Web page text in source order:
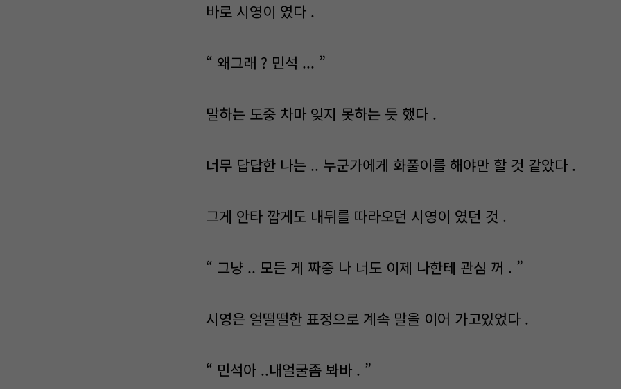
바로 시영이 였다 .
“ 왜그래 ? 민석 ... ”
말하는 도중 차마 잊지 못하는 듯 했다 .
너무 답답한 나는 .. 누군가에게 화풀이를 해야만 할 것 같았다 .
그게 안타 깝게도 내뒤를 따라오던 시영이 였던 것 .
“ 그냥 .. 모든 게 짜증 나 너도 이제 나한테 관심 꺼 . ”
시영은 얼떨떨한 표정으로 계속 말을 이어 가고있었다 .
“ 민석아 ..내얼굴좀 봐바 . ”